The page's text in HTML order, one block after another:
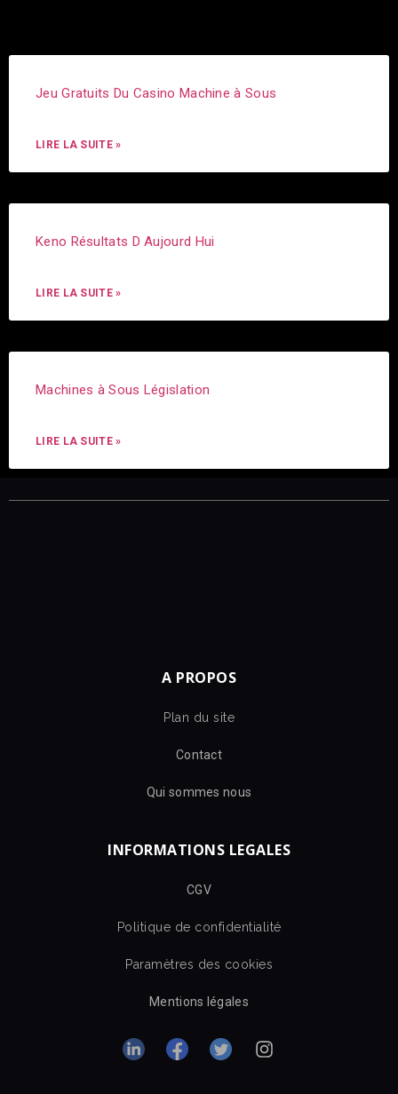
Jeu Gratuits Du Casino Machine à Sous
LIRE LA SUITE »
Keno Résultats D Aujourd Hui
LIRE LA SUITE »
Machines à Sous Législation
LIRE LA SUITE »
A PROPOS
Plan du site
Contact
Qui sommes nous
INFORMATIONS LEGALES
CGV
Politique de confidentialité
Paramètres des cookies
Mentions légales